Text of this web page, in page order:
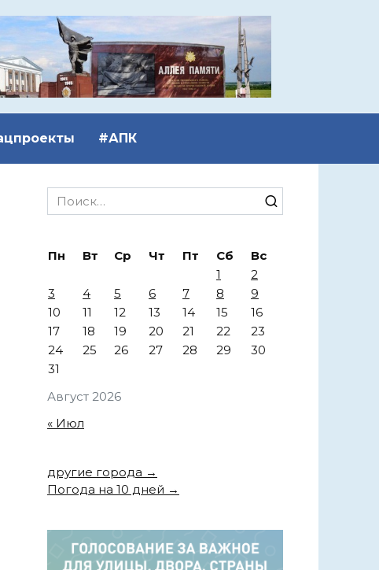
#АПК
Search
for:
Август 2026
Пн Вт Ср Чт Пт Сб
Вс
1
2
3
4 5 6 7 8
9
10
11 12 13 14 15
16
17
18 19 20 21 22
23
24
25 26 27 28 29
30
31
« Июл
другие города →
Погода на 10 дней →